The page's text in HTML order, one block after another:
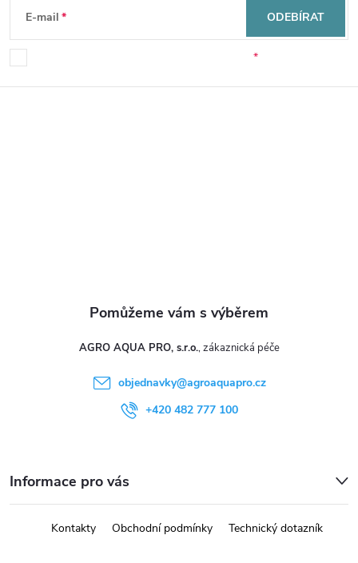
p
E-mail ODEBÍRAT
AGRO AQUA PRO, s.r.o.
objednavky@agroaquapro.cz
+420 482 777 100
Informace pro vás
Kontakty Obchodní podmínky Technický dotazník